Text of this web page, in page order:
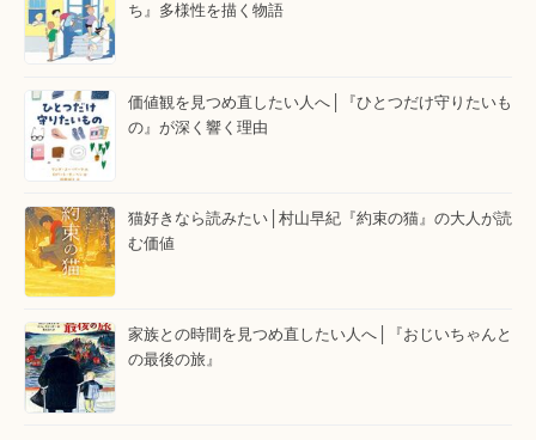
ち』多様性を描く物語
価値観を見つめ直したい人へ│『ひとつだけ守りたいも
の』が深く響く理由
猫好きなら読みたい│村山早紀『約束の猫』の大人が読
む価値
家族との時間を見つめ直したい人へ│『おじいちゃんと
の最後の旅』